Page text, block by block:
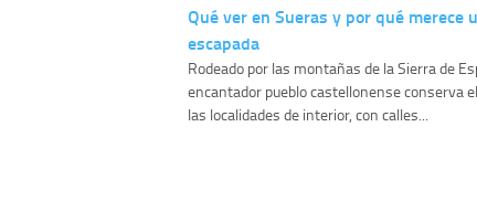
Qué ver en Sueras y por qué merece
escapada
Rodeado por las montañas de la Sierra de
encantador pueblo castellonense conserva
las localidades de interior, con calles...